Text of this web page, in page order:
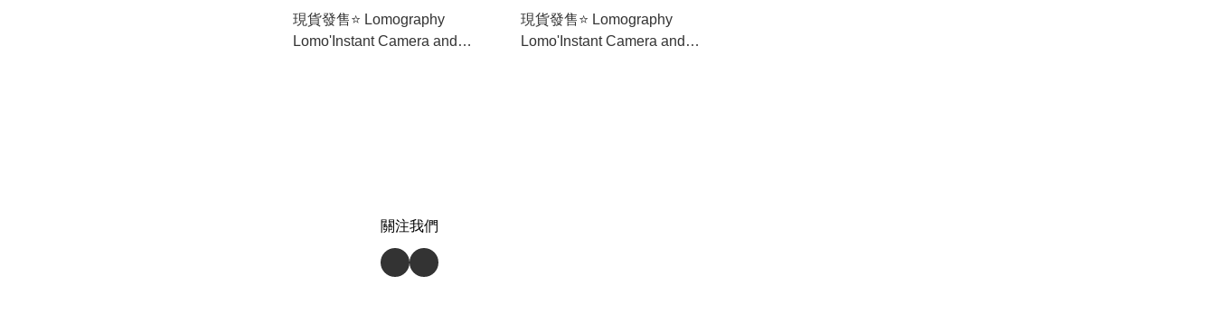
現貨發售⭐️ Lomography
Lomo'Instant Camera and
現貨發售⭐️ Lomography
Lomo'Instant Camera and
關注我們